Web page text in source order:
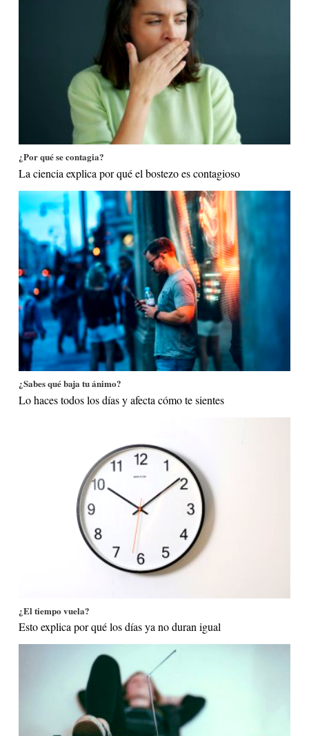
¿Por qué se contagia?
La ciencia explica por qué el bostezo es contagioso
¿Sabes qué baja tu ánimo?
Lo haces todos los días y afecta cómo te sientes
¿El tiempo vuela?
Esto explica por qué los días ya no duran igual